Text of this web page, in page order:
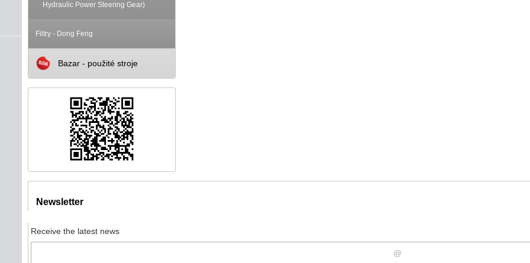
Hydraulic Power Steering Gear)
Filtry - Dong Feng
Bazar - použité stroje
Newsletter
Receive the latest news